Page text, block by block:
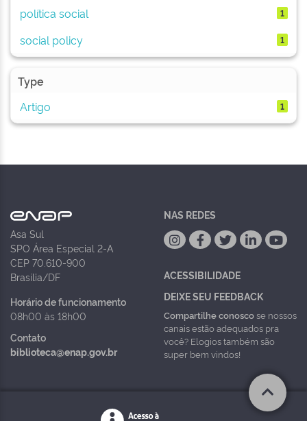
política social 1
social policy 1
Type
Artigo
1
Asa Sul
SPO Área Especial 2-A
CEP 70.610-900
Brasília/DF
Horário de funcionamento
08h00 às 18h00
Contato
biblioteca@enap.gov.br
NAS REDES
ACESSIBILIDADE
DEIXE SEU FEEDBACK
Compartilhe conoscose nossos
canais estão adequados pra
você? Elogios também são
super bem vindos!